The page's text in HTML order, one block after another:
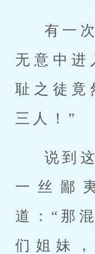
有一
无意中进
耻之徒竟
三人！”
说到
一丝鄙
道：“那
们姐妹